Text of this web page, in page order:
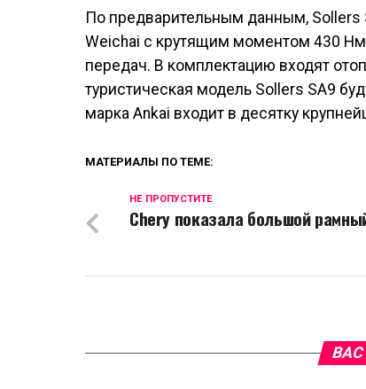
По предварительным данным,
Weichai с крутящим моментом 430 Нм
передач. В комплектацию входят
туристическая модель Sollers SA9
марка Ankai входит в десятку
МАТЕРИАЛЫ ПО ТЕМЕ:
НЕ ПРОПУСТИТЕ
Chery показала большой